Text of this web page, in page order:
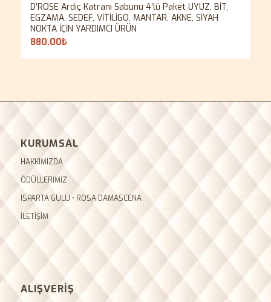
D’ROSE Ardıç Katranı Sabunu 4’lü Paket UYUZ, BİT,
EGZAMA, SEDEF, VİTİLİGO, MANTAR, AKNE, SİYAH
NOKTA İÇİN YARDIMCI ÜRÜN
880.00₺
KURUMSAL
HAKKIMIZDA
ÖDÜLLERİMİZ
ISPARTA GÜLÜ • ROSA DAMASCENA
İLETİŞİM
ALIŞVERİŞ